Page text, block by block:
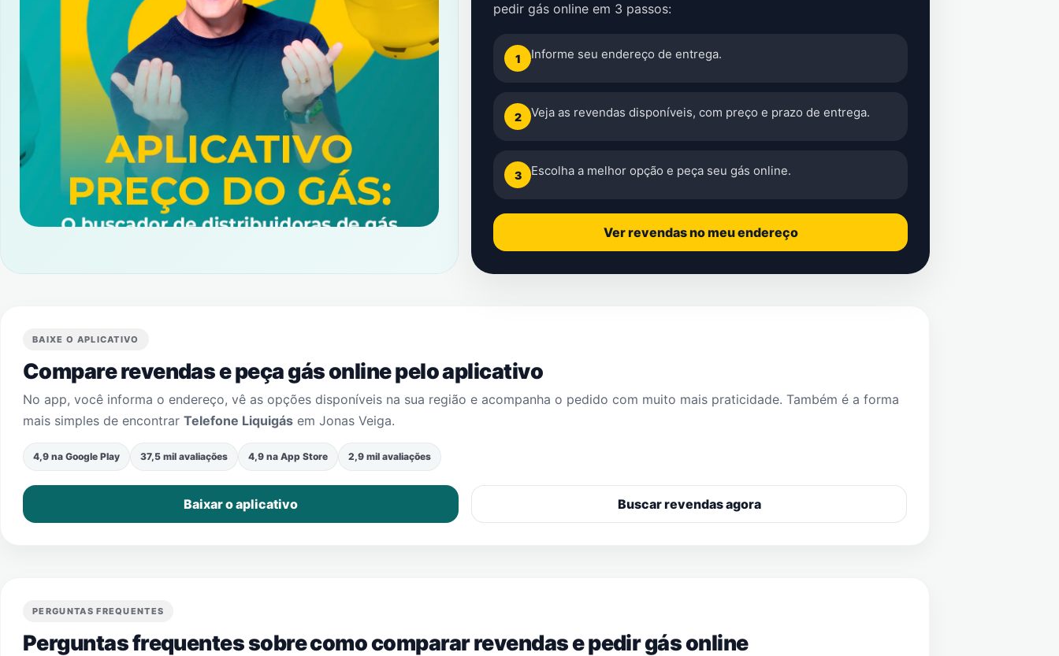
pedir gás online em 3 passos:
1 Informe seu endereço de entrega.
2 Veja as revendas disponíveis, com preço e prazo de entrega.
3 Escolha a melhor opção e peça seu gás online.
Ver revendas no meu endereço
BAIXE O APLICATIVO
Compare revendas e peça gás online pelo aplicativo
No app, você informa o endereço, vê as opções disponíveis na sua região e acompanha o pedido com muito mais praticidade. Também é a forma
mais simples de encontrar Telefone Liquigás em Jonas Veiga.
4,9 na Google Play 37,5 mil avaliações 4,9 na App Store 2,9 mil avaliações
Baixar o aplicativo Buscar revendas agora
PERGUNTAS FREQUENTES
Perguntas frequentes sobre como comparar revendas e pedir gás online